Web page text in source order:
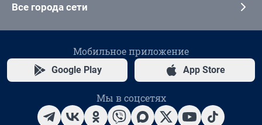
Все города сети
Мобильное приложение
Google Play App Store
Мы в соцсетях